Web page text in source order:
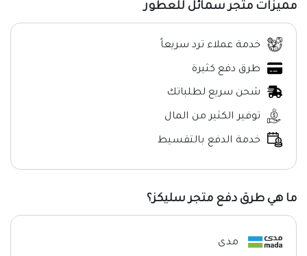
مميزات متجر سمائل للعطور
خدمة عملاء ترد سريعاً
طرق دفع كثيرة
شحن سريع لطلباتك
توفير الكثير من المال
خدمة الدفع بالتقسيط
ما هي طرق دفع متجر سليكز؟
مدى